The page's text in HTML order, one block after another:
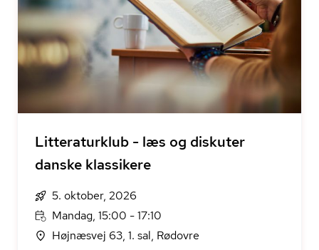
Litteraturklub - læs og diskuter
danske klassikere
5. oktober, 2026
Mandag, 15:00 - 17:10
Højnæsvej 63, 1. sal, Rødovre